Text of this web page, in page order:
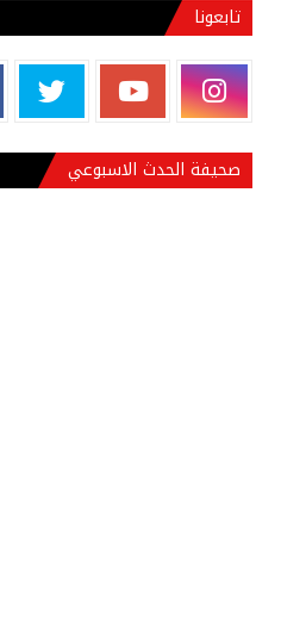
تابعونا
صحيفة الحدث الاسبوعي